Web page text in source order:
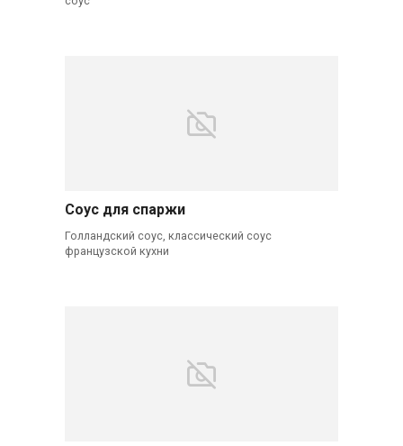
Соус для спаржи
Голландский соус, классический соус
французской кухни